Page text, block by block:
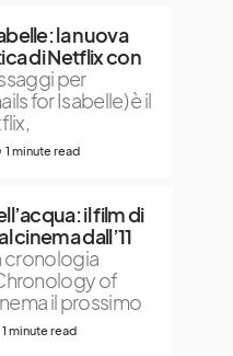
la nuova
di Netflix con
per
for Isabelle) è il
1 minute read
il film di
cinema dall’11
cronologia
of
il prossimo
1 minute read